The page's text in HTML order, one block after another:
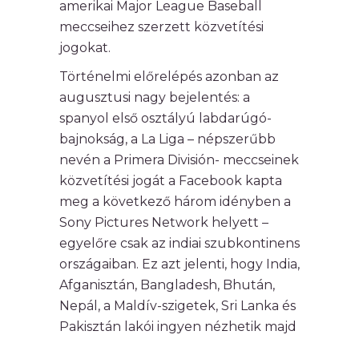
amerikai Major League Baseball
meccseihez szerzett közvetítési
jogokat.
Történelmi előrelépés azonban az
augusztusi nagy bejelentés: a
spanyol első osztályú labdarúgó-
bajnokság, a La Liga – népszerűbb
nevén a Primera División- meccseinek
közvetítési jogát a Facebook kapta
meg a következő három idényben a
Sony Pictures Network helyett –
egyelőre csak az indiai szubkontinens
országaiban. Ez azt jelenti, hogy India,
Afganisztán, Bangladesh, Bhután,
Nepál, a Maldív-szigetek, Sri Lanka és
Pakisztán lakói ingyen nézhetik majd